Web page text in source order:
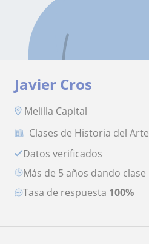
Javier Cros
Melilla Capital
Clases de Historia del Arte
Datos verificados
más de 5 años dando clase
Tasa de respuesta 100%